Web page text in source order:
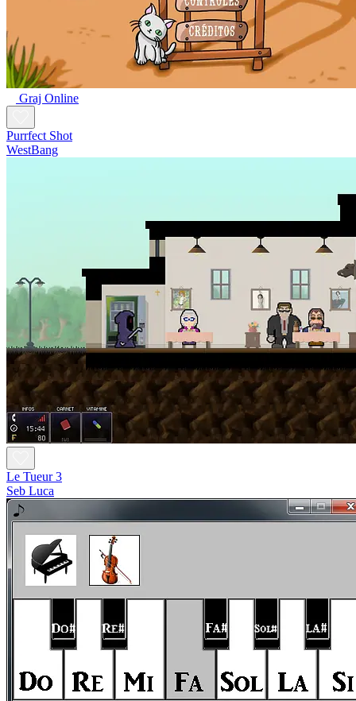
Graj Online
Purrfect Shot
WestBang
Le Tueur 3
Seb Luca